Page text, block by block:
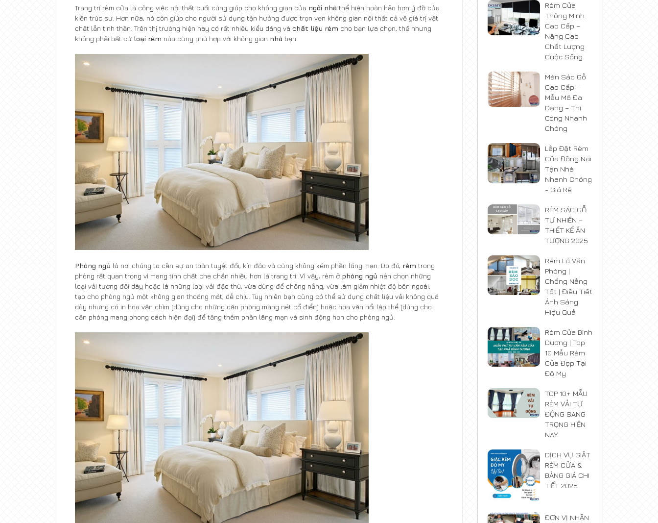
Trang trí rèm cửa là công việc nội thất cuối cùng giúp cho không gian của ngôi nhà thể hiện hoàn hảo hơn ý đồ của
kiến trúc sư. Hơn nữa, nó còn giúp cho người sử dụng tận hưởng được trọn vẹn không gian nội thất cả về giá trị vật
chất lẫn tinh thần. Trên thị trường hiện nay có rất nhiều kiểu dáng và chất liệu rèm cho bạn lựa chọn, thế nhưng
không phải bất cứ loại rèm nào cũng phù hợp với không gian nhà bạn.
Phòng ngủ là nơi chúng ta cần sự an toàn tuyệt đối, kín đáo và cũng không kém phần lãng mạn. Do đó, rèm trong
phòng rất quan trọng vì mang tính chất che chắn nhiều hơn là trang trí. Vì vậy, rèm ở phòng ngủ nên chọn những
loại vải tương đối dày hoặc là những loại vải đặc thù, vừa dùng để chống nắng, vừa làm giảm nhiệt độ bên ngoài,
tạo cho phòng ngủ một không gian thoáng mát, dễ chịu. Tuy nhiên bạn cũng có thể sử dụng chất liệu vải không quá
dày nhưng có in hoa văn chìm (dùng cho những căn phòng mang nét cổ điển) hoặc hoa văn nổi lập thể (dùng cho
căn phòng mang phong cách hiện đại) để tăng thêm phần lãng mạn và sinh động hơn cho phòng ngủ.
Rèm Cửa
Thông Minh
Cao Cấp –
Nâng Cao
Chất Lượng
Cuộc Sống
Màn Sáo Gỗ
Cao Cấp –
Mẫu Mã Đa
Dạng – Thi
Công Nhanh
Chóng
Lắp Đặt Rèm
Cửa Đồng Nai
Tận Nhà
Nhanh Chóng
- Giá Rẻ
RÈM SÁO GỖ
TỰ NHIÊN –
THIẾT KẾ ẤN
TƯỢNG 2025
Rèm Lá Văn
Phòng |
Chống Nắng
Tốt | Điều Tiết
Ánh Sáng
Hiệu Quả
Rèm Cửa Bình
Dương | Top
10 Mẫu Rèm
Cửa Đẹp Tại
Đô My
TOP 10+ MẪU
RÈM VẢI TỰ
ĐỘNG SANG
TRỌNG HIỆN
NAY
DỊCH VỤ GIẶT
RÈM CỬA &
BẢNG GIÁ CHI
TIẾT 2025
ĐƠN VỊ NHẬN